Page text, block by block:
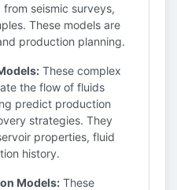
seismic surveys,
These models are
production planning.
These complex
the flow of fluids
predict production
strategies. They
properties, fluid
history.
Models: These